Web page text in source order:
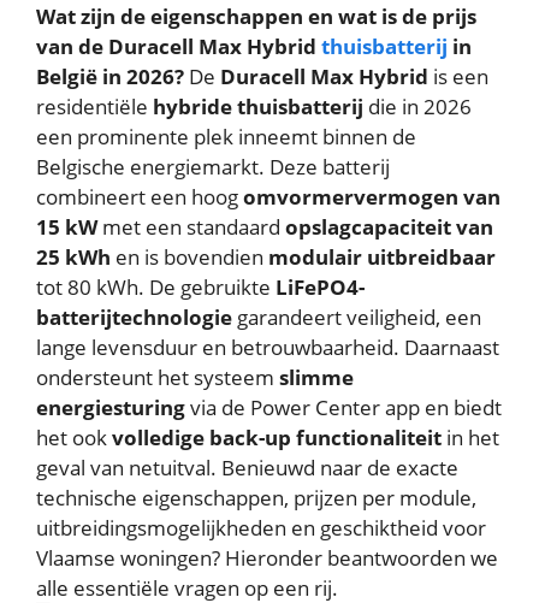
Wat zijn de eigenschappen en wat is de prijs
van de Duracell Max Hybrid thuisbatterij in
België in 2026? De Duracell Max Hybrid is een
residentiële hybride thuisbatterij die in 2026
een prominente plek inneemt binnen de
Belgische energiemarkt. Deze batterij
combineert een hoogomvormervermogen van
15 kWmet een standaard opslagcapaciteit van
25 kWh en is bovendien modulair uitbreidbaar
tot 80 kWh. De gebruikte LiFePO4-
batterijtechnologie garandeert veiligheid, een
lange levensduur en betrouwbaarheid. Daarnaast
ondersteunt het systeem slimme
energiesturingvia de Power Center app en biedt
het ookvolledige back-up functionaliteit in het
geval van netuitval. Benieuwd naar de exacte
technische eigenschappen, prijzen per module,
uitbreidingsmogelijkheden en geschiktheid voor
Vlaamse woningen? Hieronder beantwoorden we
alle essentiële vragen op een rij.